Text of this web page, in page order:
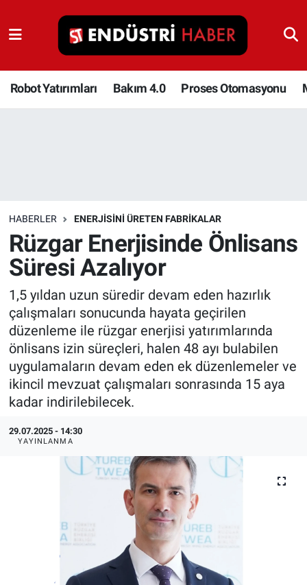
Robot Yatırımları Bakım 4.0 Proses Otomasyonu
HABERLER ENERJISINI ÜRETEN FABRIKALAR
Rüzgar Enerjisinde Önlisans
Süresi Azalıyor
1,5 yıldan uzun süredir devam eden hazırlık
çalışmaları sonucunda hayata geçirilen
düzenleme ile rüzgar enerjisi yatırımlarında
önlisans izin süreçleri, halen 48 ayı bulabilen
uygulamaların devam eden ek düzenlemeler ve
ikincil mevzuat çalışmaları sonrasında 15 aya
kadar indirilebilecek.
29.07.2025 - 14:30
YAYINLANMA
Robot Yatırımları
Bakım 4.0
Depolama Çözümleri
İnşaat ve Malzeme
HaberOrtak
EndüstriST
Enerjisini Üreten Fabrikalar
Endüstri 4.0 Uygulamaları
Ağır Sanayi Çözümleri